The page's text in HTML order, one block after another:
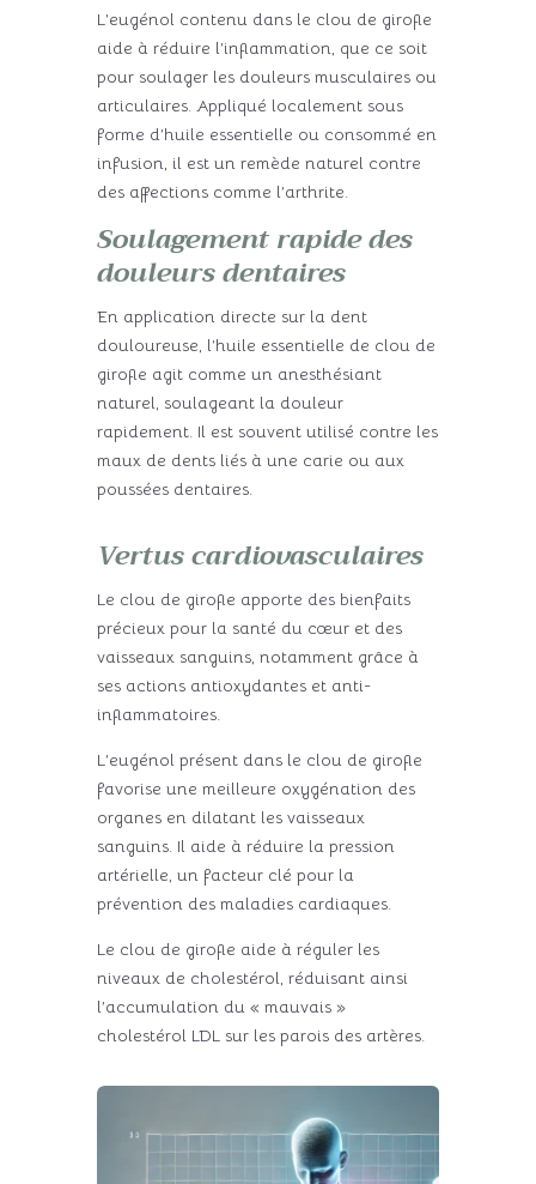
L’eugénol contenu dans le clou de girofle
aide à réduire l’inflammation, que ce soit
pour soulager les douleurs musculaires ou
articulaires. Appliqué localement sous
forme d’huile essentielle ou consommé en
infusion, il est un remède naturel contre
des affections comme l’arthrite.
Soulagement rapide des
douleurs dentaires
En application directe sur la dent
douloureuse, l’huile essentielle de clou de
girofle agit comme un anesthésiant
naturel, soulageant la douleur
rapidement. Il est souvent utilisé contre les
maux de dents liés à une carie ou aux
poussées dentaires.
Vertus cardiovasculaires
Le clou de girofle apporte des bienfaits
précieux pour la santé du cœur et des
vaisseaux sanguins, notamment grâce à
ses actions antioxydantes et anti-
inflammatoires.
L’eugénol présent dans le clou de girofle
favorise une meilleure oxygénation des
organes en dilatant les vaisseaux
sanguins. Il aide à réduire la pression
artérielle, un facteur clé pour la
prévention des maladies cardiaques.
Le clou de girofle aide à réguler les
niveaux de cholestérol, réduisant ainsi
l’accumulation du « mauvais »
cholestérol LDL sur les parois des artères.